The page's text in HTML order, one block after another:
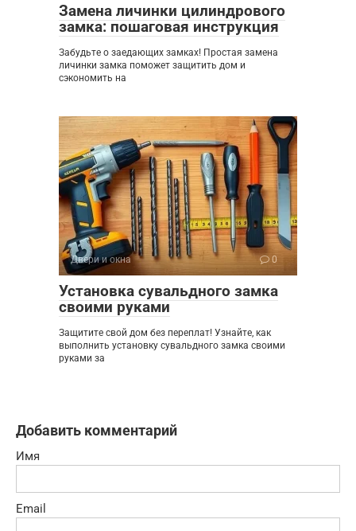
Замена личинки цилиндрового
замка: пошаговая инструкция
Забудьте о заедающих замках! Простая замена
личинки замка поможет защитить дом и
сэкономить на
Двери и окна 0
Установка сувальдного замка
своими руками
Защитите свой дом без переплат! Узнайте, как
выполнить установку сувальдного замка своими
руками за
Добавить комментарий
Имя
Email